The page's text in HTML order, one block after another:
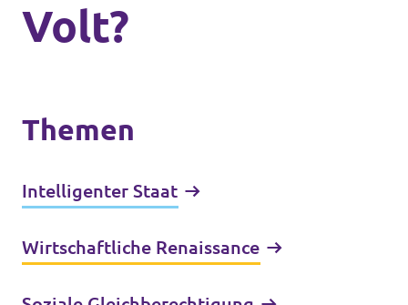
Volt?
Themen
Intelligenter Staat
Wirtschaftliche Renaissance